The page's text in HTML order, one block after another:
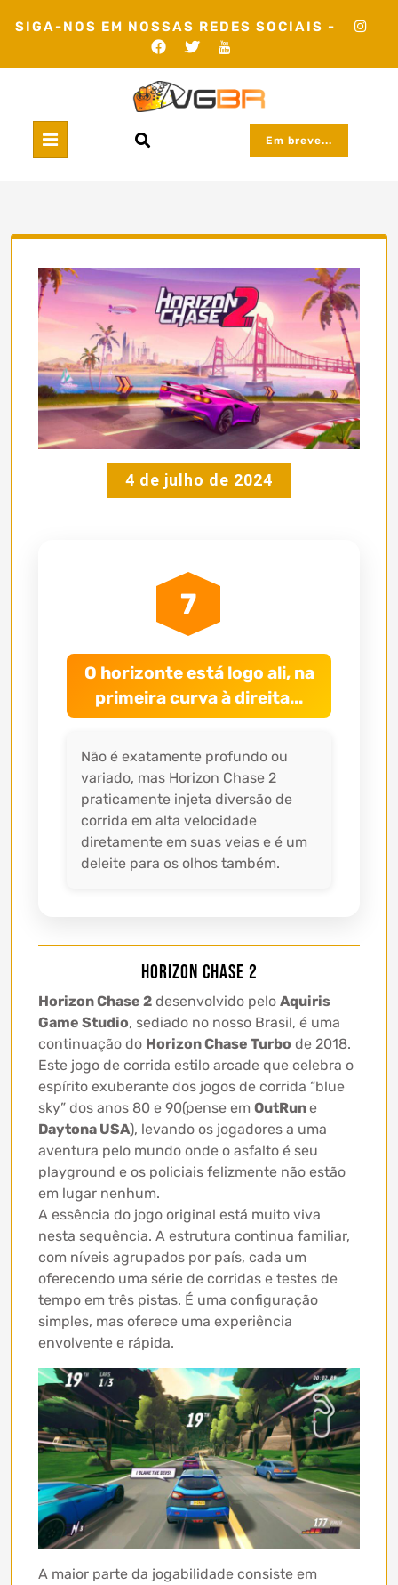
SIGA-NOS EM NOSSAS REDES SOCIAIS -
Em breve...
4 de julho de 2024
7
O horizonte está logo ali, na
primeira curva à direita...
Não é exatamente profundo ou
variado, mas Horizon Chase 2
praticamente injeta diversão de
corrida em alta velocidade
diretamente em suas veias e é um
deleite para os olhos também.
Horizon Chase 2
Horizon Chase 2 desenvolvido pelo Aquiris
Game Studio, sediado no nosso Brasil, é uma
continuação do Horizon Chase Turbo de 2018.
Este jogo de corrida estilo arcade que celebra o
espírito exuberante dos jogos de corrida “blue
sky” dos anos 80 e 90(pense em OutRune
Daytona USA), levando os jogadores a uma
aventura pelo mundo onde o asfalto é seu
playground e os policiais felizmente não estão
em lugar nenhum.
A essência do jogo original está muito viva
nesta sequência. A estrutura continua familiar,
com níveis agrupados por país, cada um
oferecendo uma série de corridas e testes de
tempo em três pistas. É uma configuração
simples, mas oferece uma experiência
envolvente e rápida.
A maior parte da jogabilidade consiste em